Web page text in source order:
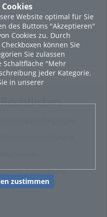
Website optimal für Sie
des Buttons "Akzeptieren"
Cookies zu. Durch
können Sie
Sie zulassen
Schaltfläche "Mehr
jeder Kategorie.
in unserer
zustimmen
Rechtliches
Cookie-Zustimmung